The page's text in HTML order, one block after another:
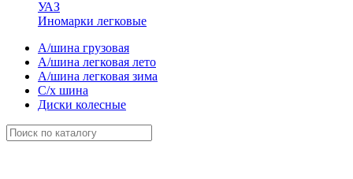
УАЗ
Иномарки легковые
А/шина грузовая
А/шина легковая лето
А/шина легковая зима
С/х шина
Диски колесные